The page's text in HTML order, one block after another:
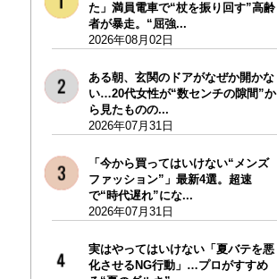
た」満員電車で“杖を振り回す”高齢
者が暴走。“屈強...
2026年08月02日
ある朝、玄関のドアがなぜか開かな
い…20代女性が“数センチの隙間”か
ら見たものの...
2026年07月31日
「今から買ってはいけない“メンズ
ファッション”」最新4選。超速
で“時代遅れ”にな...
2026年07月31日
実はやってはいけない「夏バテを悪
化させるNG行動」…プロがすすめ